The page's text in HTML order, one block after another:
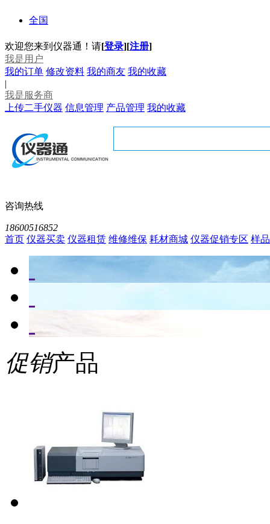
全国
欢迎您来到仪器通！请[登录][注册]
我是用户
我的订单 修改资料 我的商友 我的收藏
|
我是服务商
上传二手仪器 信息管理 产品管理 我的收藏
咨询热线
18600516852
首页 仪器买卖 仪器租赁 维修维保 耗材商城 仪器促销专区 样
促销产品